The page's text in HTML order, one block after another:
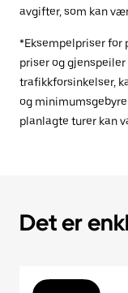
avgifter, som kan
*Eksempelpriser for
priser og
trafikkforsinkelser,
og
planlagte turer kan
Det er